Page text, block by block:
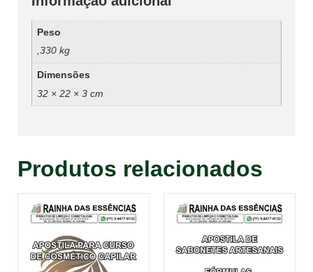
Peso
,330 kg
Dimensões
32 × 22 × 3 cm
Produtos relacionados